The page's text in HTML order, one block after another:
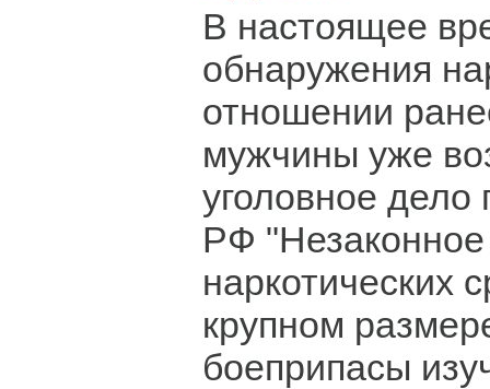
В настоящее
обнаружения
отношении
мужчины уже
уголовное дело
РФ
наркотических
крупном
боеприпасы